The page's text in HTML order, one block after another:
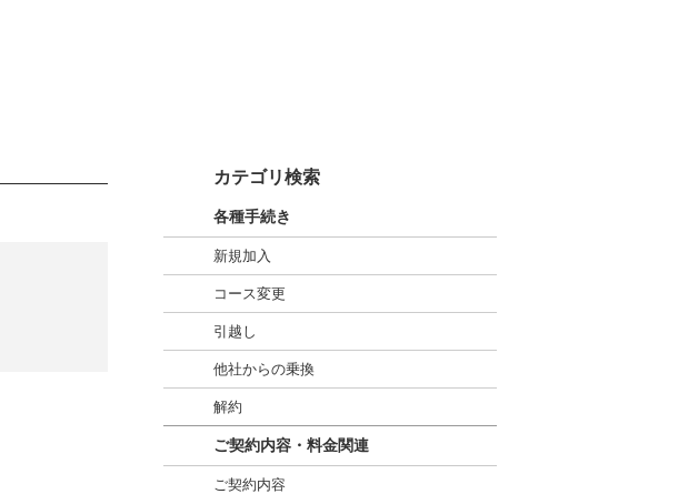
カテゴリ検索
各種手続き
新規加入
コース変更
引越し
他社からの乗換
解約
ご契約内容・料金関連
ご契約内容